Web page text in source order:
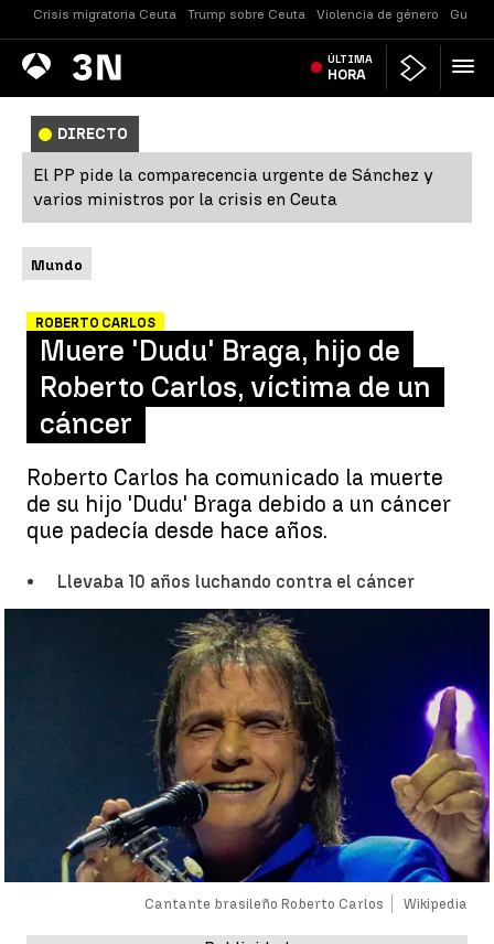
Crisis migratoria Ceuta Trump sobre Ceuta Violencia de género
Antena
3 Noticias ÚLTIMA
HORA
DIRECTO
El PP pide la comparecencia urgente de Sánchez y
varios ministros por la crisis en Ceuta
Mundo
ROBERTO CARLOS
Muere 'Dudu' Braga, hijo de
Roberto Carlos, víctima de un
cáncer
Roberto Carlos ha comunicado la muerte
de su hijo 'Dudu' Braga debido a un cáncer
que padecía desde hace años.
Llevaba 10 años luchando contra el cáncer
Cantante brasileño Roberto Carlos Wikipedia